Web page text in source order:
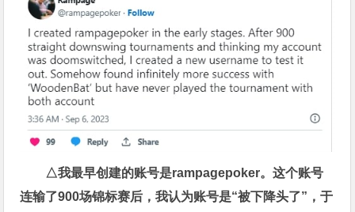
△我最早创建的账号是rampagepoker。这个账号
连输了900场锦标赛后，我认为账号是“被下降头了”，于